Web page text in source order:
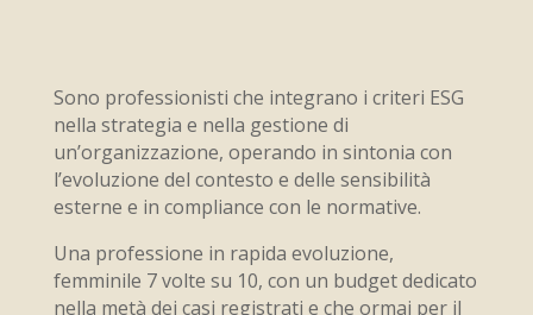
Sono professionisti che integrano i criteri ESG
nella strategia e nella gestione di
un’organizzazione, operando in sintonia con
l’evoluzione del contesto e delle sensibilità
esterne e in compliance con le normative.
Una professione in rapida evoluzione,
femminile 7 volte su 10, con un budget dedicato
nella metà dei casi registrati e che ormai per il